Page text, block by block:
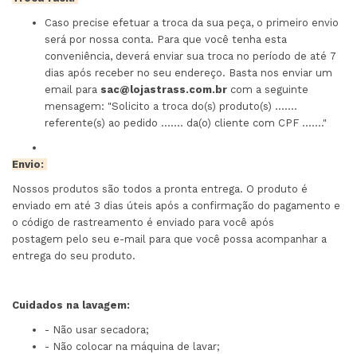
Caso precise efetuar a troca da sua peça, o primeiro envio
será por nossa conta. Para que você tenha esta
conveniência, deverá enviar sua troca no período de até 7
dias após receber no seu endereço. Basta nos enviar um
email para sac@lojastrass.com.br com a seguinte
mensagem: "Solicito a troca do(s) produto(s) .......
referente(s) ao pedido ....... da(o) cliente com CPF ......."
Envio:
Nossos produtos são todos a pronta entrega. O produto é
enviado em até 3 dias úteis após a confirmação do pagamento e
o código de rastreamento é enviado para você após
postagem pelo seu e-mail para que você possa acompanhar a
entrega do seu produto.
Cuidados na lavagem:
- Não usar secadora;
- Não colocar na máquina de lavar;